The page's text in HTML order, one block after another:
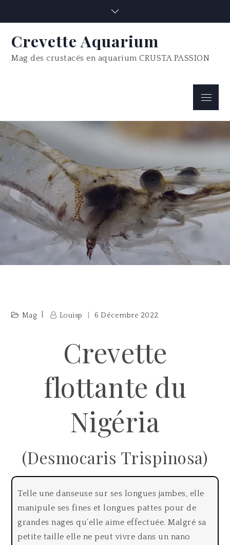
Crevette Aquarium
Mag des crustacés en aquarium CRUSTA PASSION
Menu
Mag Louisp 6 Décembre 2022
Crevette
flottante du
Nigéria
(Desmocaris Trispinosa)
Telle une danseuse sur ses longues jambes, elle
manipule ses fines et longues pattes pour de
grandes nages qu’elle aime effectuée. Malgré sa
petite taille elle ne peut vivre dans un nano